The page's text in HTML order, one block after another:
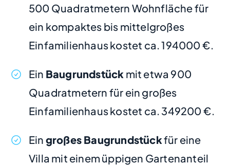
500 Quadratmetern Wohnfläche für
ein kompaktes bis mittelgroßes
Einfamilienhaus kostet ca. 194000 €.
Ein Baugrundstück mit etwa 900
Quadratmetern für ein großes
Einfamilienhaus kostet ca. 349200 €.
Ein großes Baugrundstückfür eine
Villa mit einem üppigen Gartenanteil